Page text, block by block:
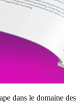
dans le domaine des